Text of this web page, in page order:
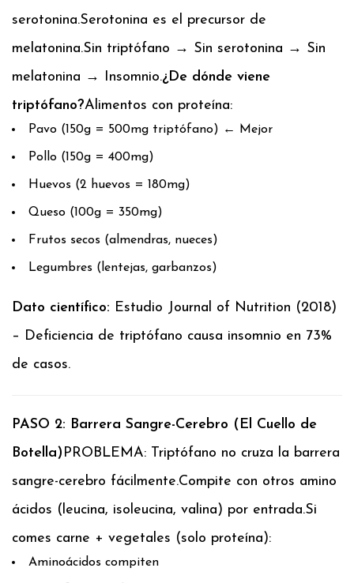
serotonina.Serotonina es el precursor de
melatonina.Sin triptófano → Sin serotonina → Sin
melatonina → Insomnio.¿De dónde viene
triptófano?Alimentos con proteína:
Pavo (150g = 500mg triptófano) ← Mejor
Pollo (150g = 400mg)
Huevos (2 huevos = 180mg)
Queso (100g = 350mg)
Frutos secos (almendras, nueces)
Legumbres (lentejas, garbanzos)
Dato científico: Estudio Journal of Nutrition (2018)
– Deficiencia de triptófano causa insomnio en 73%
de casos.
PASO 2: Barrera Sangre-Cerebro (El Cuello de
Botella) PROBLEMA: Triptófano no cruza la barrera
sangre-cerebro fácilmente.Compite con otros amino
ácidos (leucina, isoleucina, valina) por entrada.Si
comes carne + vegetales (solo proteína):
Aminoácidos compiten